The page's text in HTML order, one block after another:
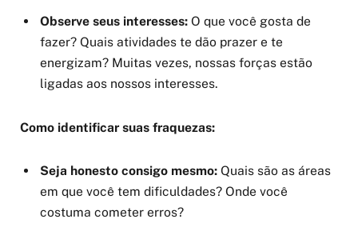
Observe seus interesses: O que você gosta de
fazer? Quais atividades te dão prazer e te
energizam? Muitas vezes, nossas forças estão
ligadas aos nossos interesses.
Como identificar suas fraquezas:
Seja honesto consigo mesmo: Quais são as áreas
em que você tem dificuldades? Onde você
costuma cometer erros?